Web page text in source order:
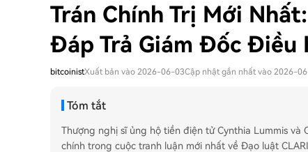
Trán Chính Trị Mới
Đáp Trả Giám Đốc Điều
bitcoinistXuất bản vào 2026-06-03Cập nhật gần nhất vào 2026-
Tóm tắt
Thượng nghị sĩ ủng hộ tiền điện tử Cynthia Lummis và
chính trong cuộc tranh luận mới nhất về Đạo luật